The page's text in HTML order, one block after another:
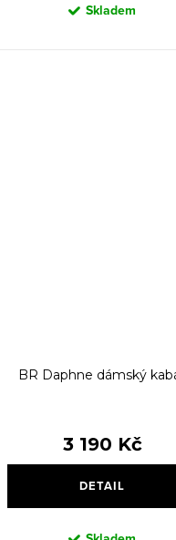
Skladem
BR Daphne dámský
3 190 Kč
DETAIL